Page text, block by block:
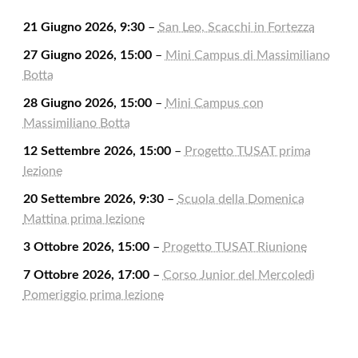
21 Giugno 2026, 9:30– San Leo, Scacchi in Fortezza
27 Giugno 2026, 15:00– Mini Campus di Massimiliano
Botta
28 Giugno 2026, 15:00– Mini Campus con
Massimiliano Botta
12 Settembre 2026, 15:00– Progetto TUSAT prima
lezione
20 Settembre 2026, 9:30– Scuola della Domenica
Mattina prima lezione
3 Ottobre 2026, 15:00– Progetto TUSAT Riunione
7 Ottobre 2026, 17:00– Corso Junior del Mercoledì
Pomeriggio prima lezione